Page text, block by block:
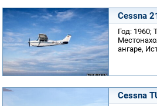
Cessna
Год: 1960;
ангаре,
Cessna